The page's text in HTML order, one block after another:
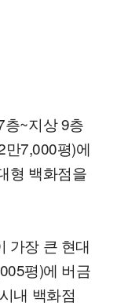
층~지상 9층
만7,000평)에
형 백화점을
가장 큰 현대
평)에 버금
내 백화점